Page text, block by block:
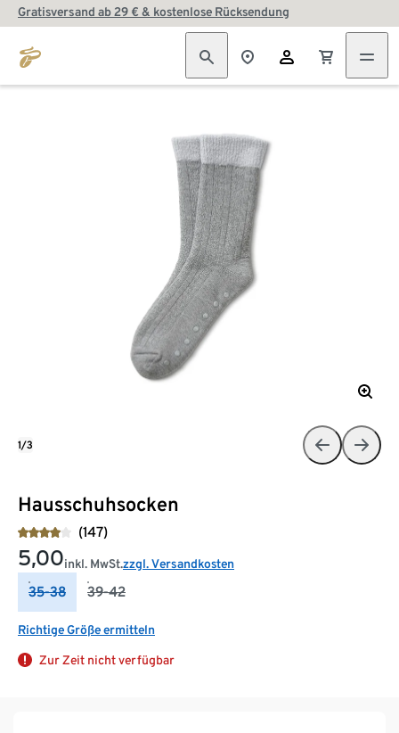
Gratisversand ab 29 € & kostenlose Rücksendung
Hausschuhsocken
(147)
5,00inkl. MwSt.zzgl. Versandkosten
35-38 39-42
Richtige Größe ermitteln
Zur Zeit nicht verfügbar
1/3